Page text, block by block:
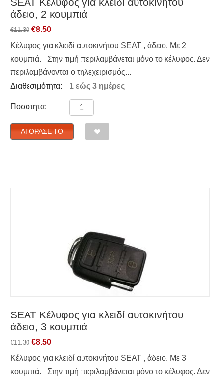
άδειο, 2 κουμπιά
€11.30 €8.50
Κέλυφος για κλειδί αυτοκινήτου SEAT , άδειο. Με 2
κουμπιά. Στην τιμή περιλαμβάνεται μόνο το κέλυφος. Δεν
περιλαμβάνονται ο τηλεχειρισμός...
Διαθεσιμότητα:
1 εώς 3 ημέρες
Ποσότητα:
ΑΓΌΡΑΣΈ ΤΟ
SEAT Κέλυφος για κλειδί αυτοκινήτου
άδειο, 3 κουμπιά
€11.30 €8.50
Κέλυφος για κλειδί αυτοκινήτου SEAT , άδειο. Με 3
κουμπιά. Στην τιμή περιλαμβάνεται μόνο το κέλυφος. Δεν